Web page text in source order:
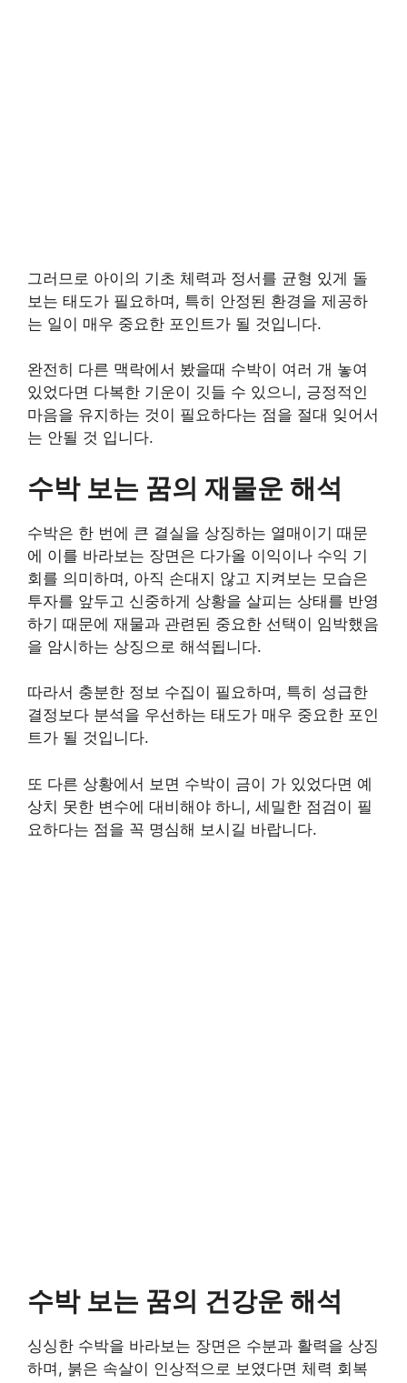
그러므로 아이의 기초 체력과 정서를 균형 있게 돌
보는 태도가 필요하며, 특히 안정된 환경을 제공하
는 일이 매우 중요한 포인트가 될 것입니다.
완전히 다른 맥락에서 봤을때 수박이 여러 개 놓여
있었다면 다복한 기운이 깃들 수 있으니, 긍정적인
마음을 유지하는 것이 필요하다는 점을 절대 잊어서
는 안될 것 입니다.
수박 보는 꿈의 재물운 해석
수박은 한 번에 큰 결실을 상징하는 열매이기 때문
에 이를 바라보는 장면은 다가올 이익이나 수익 기
회를 의미하며, 아직 손대지 않고 지켜보는 모습은
투자를 앞두고 신중하게 상황을 살피는 상태를 반영
하기 때문에 재물과 관련된 중요한 선택이 임박했음
을 암시하는 상징으로 해석됩니다.
따라서 충분한 정보 수집이 필요하며, 특히 성급한
결정보다 분석을 우선하는 태도가 매우 중요한 포인
트가 될 것입니다.
또 다른 상황에서 보면 수박이 금이 가 있었다면 예
상치 못한 변수에 대비해야 하니, 세밀한 점검이 필
요하다는 점을 꼭 명심해 보시길 바랍니다.
수박 보는 꿈의 건강운 해석
싱싱한 수박을 바라보는 장면은 수분과 활력을 상징
하며, 붉은 속살이 인상적으로 보였다면 체력 회복